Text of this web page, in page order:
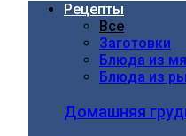
Рецепты
Все
Заготовки
Блюда из
Блюда из
Домашняя